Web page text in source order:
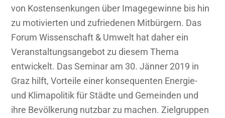
Städte
und
Gemeinden
von Kostensenkungen über Imagegewinne bis hin
zu motivierten und zufriedenen Mitbürgern. Das
Forum Wissenschaft & Umwelt hat daher ein
Veranstaltungsangebot zu diesem Thema
entwickelt. Das Seminar am 30. Jänner 2019 in
Graz hilft, Vorteile einer konsequenten Energie-
und Klimapolitik für Städte und Gemeinden und
ihre Bevölkerung nutzbar zu machen. Zielgruppen